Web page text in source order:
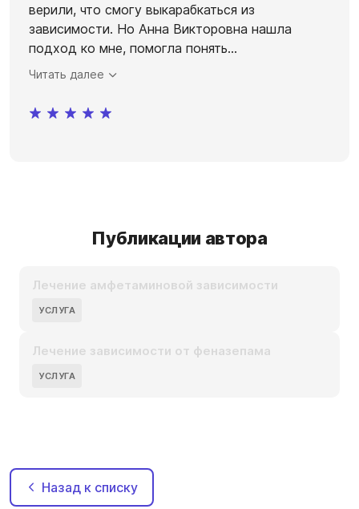
верили, что смогу выкарабкаться из
зависимости. Но Анна Викторовна нашла
подход ко мне, помогла понять...
Читать далее
Публикации автора
УСЛУГА
Лечение амфетаминовой зависимости
УСЛУГА
Лечение зависимости от феназепама
Назад к списку